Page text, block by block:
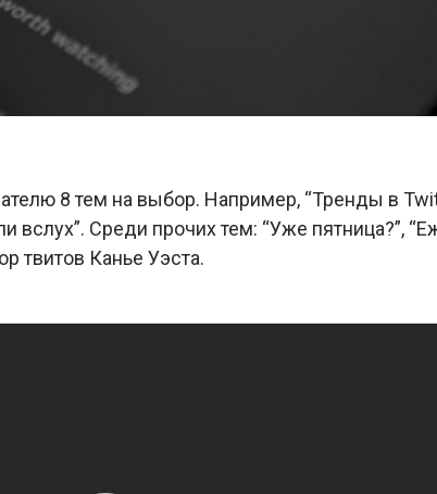
8 тем на выбор. Например, “Тренды в
вслух”. Среди прочих тем: “Уже пятница?”,
твитов Канье Уэста.